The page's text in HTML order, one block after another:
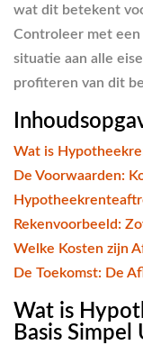
wat dit betekent
Controleer met
situatie aan alle
profiteren van dit
Wat is
De Voorwaarden:
Rekenvoorbeeld:
Welke Kosten zijn
De Toekomst: De
Wat is
Basis Simpel